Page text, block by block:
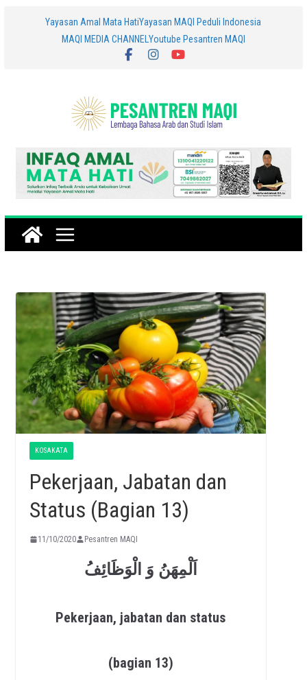
Yayasan Amal Mata HatiYayasan MAQI Peduli Indonesia
MAQI MEDIA CHANNEL Youtube Pesantren MAQI
KOSAKATA
Pekerjaan, Jabatan dan
Status (Bagian 13)
11/10/2020 Pesantren MAQI
اَلْمِهَنُ وَ الْوَظَائِفُ
Pekerjaan, jabatan dan status
(bagian 13)